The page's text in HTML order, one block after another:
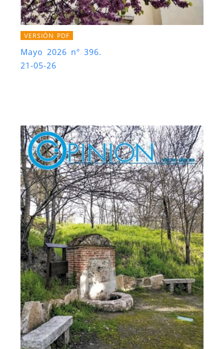
VERSIÓN PDF
Mayo 2026 nº 396.
21-05-26